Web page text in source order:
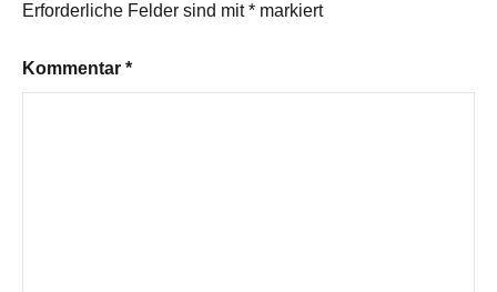
Erforderliche Felder sind mit* markiert
Kommentar *